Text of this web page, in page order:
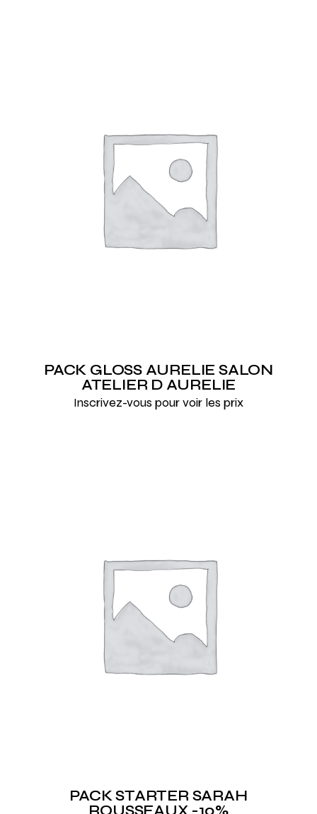
PACK GLOSS AURELIE SALON
ATELIER D AURELIE
Inscrivez-vous pour voir les prix
PACK STARTER SARAH